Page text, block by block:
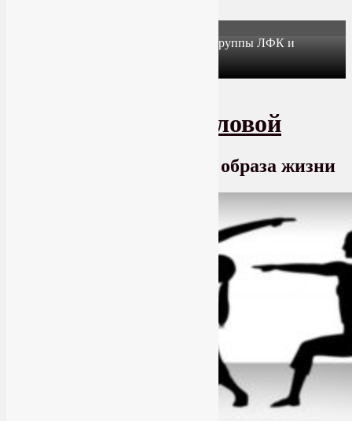
Йогатерапия в Москве: приглашаем в группы ЛФК и
SmartYoga Лии Воловой
Практики для здорового образа жизни